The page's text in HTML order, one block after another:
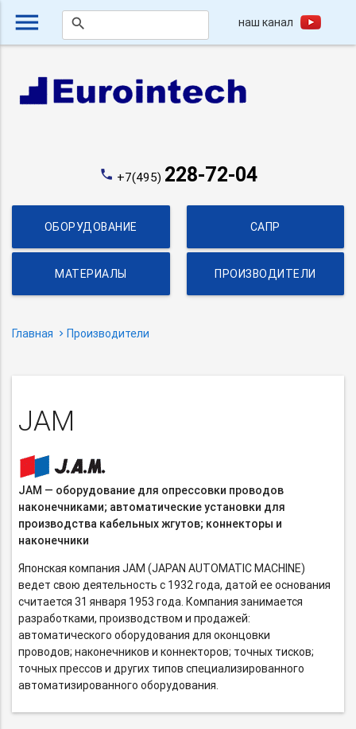
menu search наш канал
phone +7(495) 228-72-04
ОБОРУДОВАНИЕ САПР
МАТЕРИАЛЫ ПРОИЗВОДИТЕЛИ
Главная Производители
JAM
JAM — оборудование для опрессовки проводов
наконечниками; автоматические установки для
производства кабельных жгутов; коннекторы и
наконечники
Японская компания JAM (JAPAN AUTOMATIC MACHINE)
ведет свою деятельность с 1932 года, датой ее основания
считается 31 января 1953 года. Компания занимается
разработками, производством и продажей:
автоматического оборудования для оконцовки
проводов; наконечников и коннекторов; точных тисков;
точных прессов и других типов специализированного
автоматизированного оборудования.